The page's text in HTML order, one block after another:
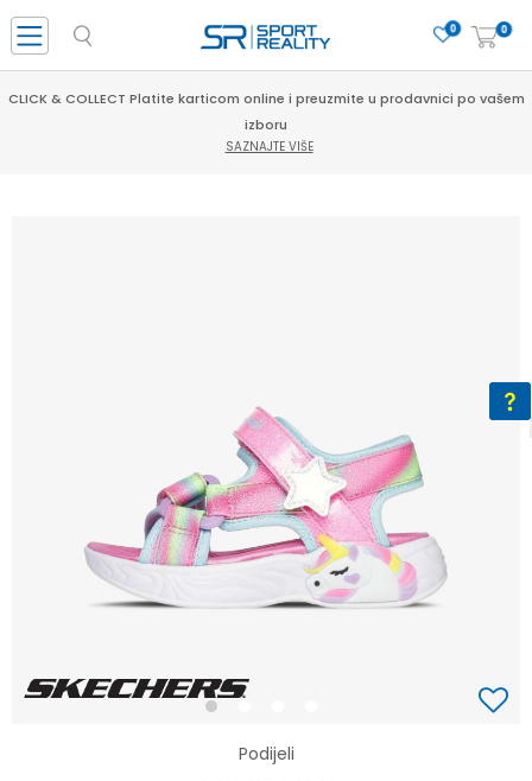
0
0
CLICK & COLLECT Platite karticom online i preuzmite u prodavnici po vašem
izboru
SAZNAJTE VIŠE
1
Podijeli